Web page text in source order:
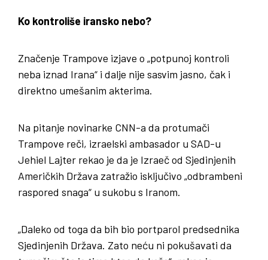
Ko kontroliše iransko nebo?
Značenje Trampove izjave o „potpunoj kontroli
neba iznad Irana“ i dalje nije sasvim jasno, čak i
direktno umešanim akterima.
Na pitanje novinarke CNN-a da protumači
Trampove reči, izraelski ambasador u SAD-u
Jehiel Lajter rekao je da je Izraeč od Sjedinjenih
Američkih Država zatražio isključivo „odbrambeni
raspored snaga“ u sukobu s Iranom.
„Daleko od toga da bih bio portparol predsednika
Sjedinjenih Država. Zato neću ni pokušavati da